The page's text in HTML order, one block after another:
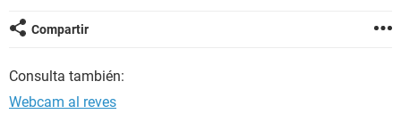
Compartir
Consulta también:
Webcam al reves